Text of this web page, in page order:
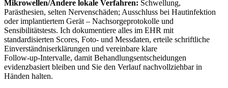
Mikrowellen/Andere lokale Verfahren: Schwellung,
Parästhesien,​ selten Nervenschäden; Ausschluss‌ bei Hautinfektion
oder implantiertem Gerät – ⁤Nachsorgeprotokolle und
Sensibilitätstests. Ich dokumentiere alles im EHR mit
standardisierten Scores, Foto‑ ⁤und Messdaten, erteile ⁢schriftliche
Einverständniserklärungen und vereinbare klare
Follow‑up‑Intervalle, damit ⁢Behandlungsentscheidungen
evidenzbasiert bleiben und Sie den Verlauf nachvollziehbar in
⁤Händen halten.